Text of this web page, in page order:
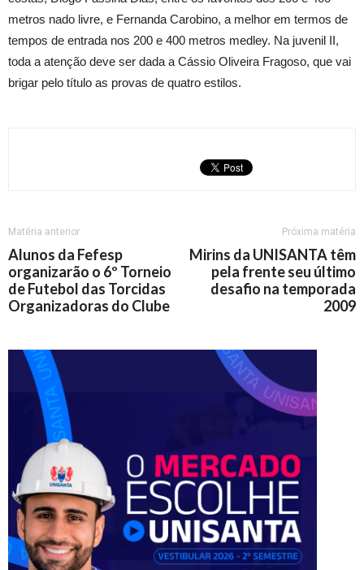
metros nado livre, e Fernanda Carobino, a melhor em termos de
tempos de entrada nos 200 e 400 metros medley. Na juvenil II,
toda a atenção deve ser dada a Cássio Oliveira Fragoso, que vai
brigar pelo título as provas de quatro estilos.
Matéria anterior
Alunos da Fefesp
organizarão o 6º Torneio
de Futebol das Torcidas
Organizadoras do Clube
Próxima matéria
Mirins da UNISANTA têm
pela frente seu último
desafio na temporada
2009